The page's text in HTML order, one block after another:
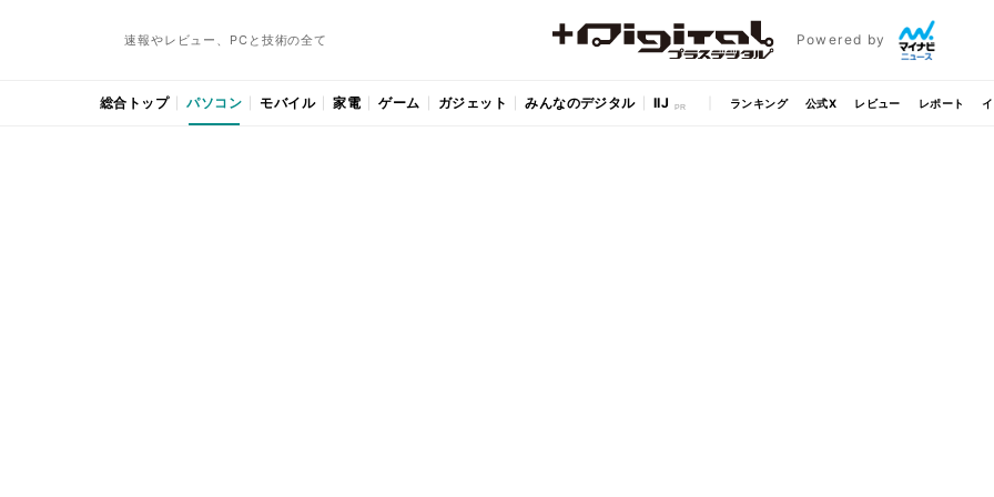
速報やレビュー、PCと技術の全て Powered by
総合トップ パソコン モバイル 家電 ゲーム ガジェット みんなのデジタル IIJ ランキング 公式X レビュー レポート